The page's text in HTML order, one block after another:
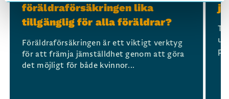
föräldraförsäkringen lika
tillgänglig för alla föräldrar?
Föräldraförsäkringen är ett viktigt verktyg
för att främja jämställdhet genom att göra
det möjligt för både kvinnor...